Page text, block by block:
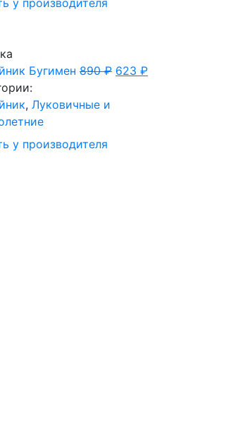
у производителя
Бугимен 890₽ 623₽
,Луковичные и
у производителя